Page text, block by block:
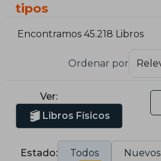
tipos
Encontramos 45.218 Libros
Ordenar por
Ver:
Libros Físicos
Estado: Todos Nuevos